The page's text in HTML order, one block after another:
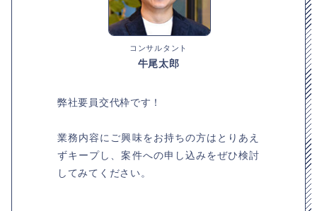
コンサルタント
牛尾太郎
弊社要員交代枠です！
業務内容にご興味をお持ちの方はとりあえ
ずキープし、案件への申し込みをぜひ検討
してみてください。